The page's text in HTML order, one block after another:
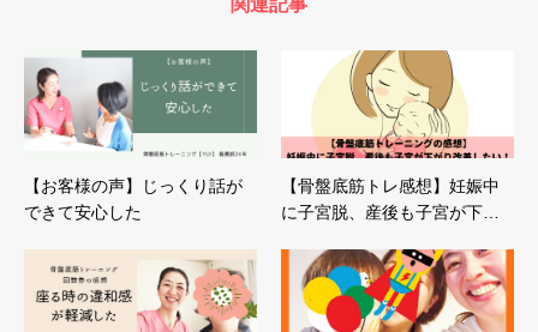
【お客様の声】じっくり話が
できて安心した
【骨盤底筋トレ感想】妊娠中
に子宮脱、産後も子宮が下…